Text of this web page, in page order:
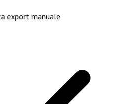
export manuale